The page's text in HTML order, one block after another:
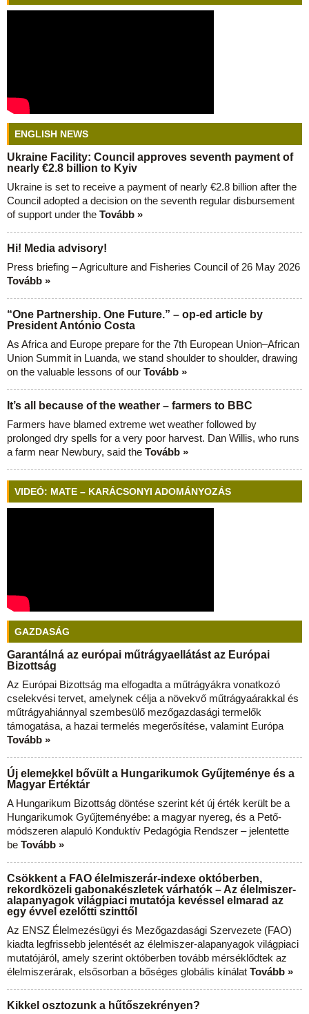
ENGLISH NEWS
Ukraine Facility: Council approves seventh payment of
nearly €2.8 billion to Kyiv
Ukraine is set to receive a payment of nearly €2.8 billion after the
Council adopted a decision on the seventh regular disbursement
of support under the Tovább »
Hi! Media advisory!
Press briefing – Agriculture and Fisheries Council of 26 May 2026
Tovább »
“One Partnership. One Future.” – op-ed article by
President António Costa
As Africa and Europe prepare for the 7th European Union–African
Union Summit in Luanda, we stand shoulder to shoulder, drawing
on the valuable lessons of our Tovább »
It’s all because of the weather – farmers to BBC
Farmers have blamed extreme wet weather followed by
prolonged dry spells for a very poor harvest. Dan Willis, who runs
a farm near Newbury, said the Tovább »
VIDEÓ: MATE – KARÁCSONYI ADOMÁNYOZÁS
GAZDASÁG
Garantálná az európai műtrágyaellátást az Európai
Bizottság
Az Európai Bizottság ma elfogadta a műtrágyákra vonatkozó
cselekvési tervet, amelynek célja a növekvő műtrágyaárakkal és
műtrágyahiánnyal szembesülő mezőgazdasági termelők
támogatása, a hazai termelés megerősítése, valamint Európa
Tovább »
Új elemekkel bővült a Hungarikumok Gyűjteménye és a
Magyar Értéktár
A Hungarikum Bizottság döntése szerint két új érték került be a
Hungarikumok Gyűjteményébe: a magyar nyereg, és a Pető-
módszeren alapuló Konduktív Pedagógia Rendszer – jelentette
be Tovább »
Csökkent a FAO élelmiszerár-indexe októberben,
rekordközeli gabonakészletek várhatók – Az élelmiszer-
alapanyagok világpiaci mutatója kevéssel elmarad az
egy évvel ezelőtti szinttől
Az ENSZ Élelmezésügyi és Mezőgazdasági Szervezete (FAO)
kiadta legfrissebb jelentését az élelmiszer-alapanyagok világpiaci
mutatójáról, amely szerint októberben tovább mérséklődtek az
élelmiszerárak, elsősorban a bőséges globális kínálat Tovább »
Kikkel osztozunk a hűtőszekrényen?